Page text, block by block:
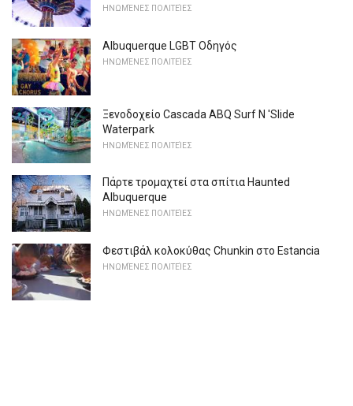
ΗΝΩΜΈΝΕΣ ΠΟΛΙΤΕΊΕΣ
Albuquerque LGBT Οδηγός
ΗΝΩΜΈΝΕΣ ΠΟΛΙΤΕΊΕΣ
Ξενοδοχείο Cascada ABQ Surf N 'Slide
Waterpark
ΗΝΩΜΈΝΕΣ ΠΟΛΙΤΕΊΕΣ
Πάρτε τρομαχτεί στα σπίτια Haunted
Albuquerque
ΗΝΩΜΈΝΕΣ ΠΟΛΙΤΕΊΕΣ
Φεστιβάλ κολοκύθας Chunkin στο Estancia
ΗΝΩΜΈΝΕΣ ΠΟΛΙΤΕΊΕΣ